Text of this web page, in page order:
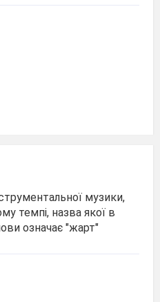
музики,
темпі, назва якої в
означає "жарт"